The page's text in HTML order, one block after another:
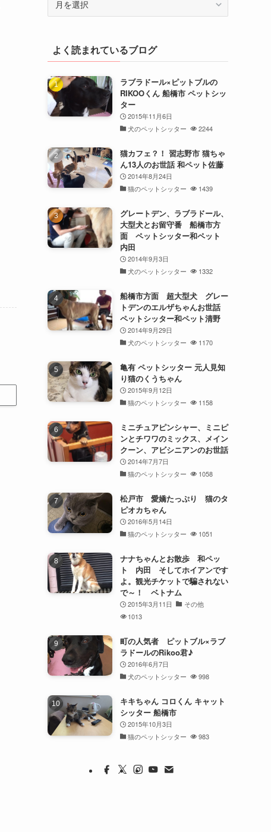
よく読まれているブログ
ラブラドール×ピットブルの
RIKOOくん 船橋市 ペットシッ
ター
2015年11月6日
犬のペットシッター
2244
猫カフェ？！ 習志野市 猫ちゃ
ん13人のお世話 和ペット佐藤
2014年8月24日
猫のペットシッター
1439
グレートデン、ラブラドール、
大型犬とお留守番 船橋市方
面 ペットシッター和ペット
内田
2014年9月3日
犬のペットシッター
1332
船橋市方面 超大型犬 グレー
トデンのエルザちゃんお世話
ペットシッター和ペット清野
2014年9月29日
犬のペットシッター
1170
亀有 ペットシッター 元人見知
り猫のくうちゃん
2015年9月12日
猫のペットシッター
1158
ミニチュアピンシャー、ミニピ
ンとチワワのミックス、メイン
クーン、アビシニアンのお世話
2014年7月7日
猫のペットシッター
1058
松戸市 愛嬌たっぷり 猫のタ
ピオカちゃん
2016年5月14日
猫のペットシッター
1051
ナナちゃんとお散歩 和ペッ
ト 内田 そしてホイアンです
よ。観光チケットで騙されない
で～！ ベトナム
2015年3月11日
その他
1013
町の人気者 ピットブル×ラブ
ラドールのRikoo君♪
2016年6月7日
犬のペットシッター
998
キキちゃん コロくん キャット
シッター 船橋市
2015年10月3日
猫のペットシッター
983